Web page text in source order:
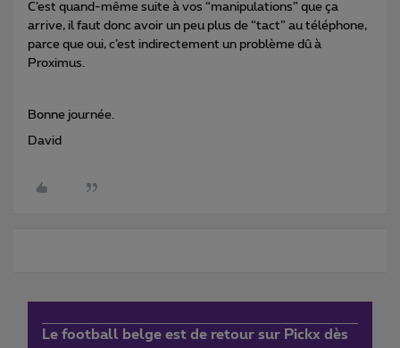
C’est quand-même suite à vos “manipulations” que ça
arrive, il faut donc avoir un peu plus de “tact” au téléphone,
parce que oui, c’est indirectement un problème dû à
Proximus.
Bonne journée.
David
Le football belge est de retour sur Pickx dès